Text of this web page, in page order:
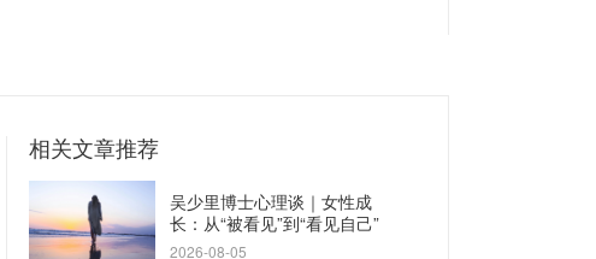
相关文章推荐
吴少里博士心理谈｜女性成
长：从“被看见”到“看见自己”
2026-08-05